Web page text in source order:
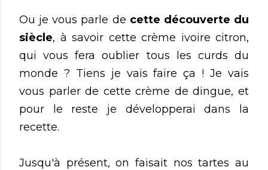
Ou je vous parle de cette découverte du
siècle, à savoir cette crème ivoire citron,
qui vous fera oublier tous les curds du
monde ? Tiens je vais faire ça ! Je vais
vous parler de cette crème de dingue, et
pour le reste je développerai dans la
recette.
Jusqu'à présent, on faisait nos tartes au